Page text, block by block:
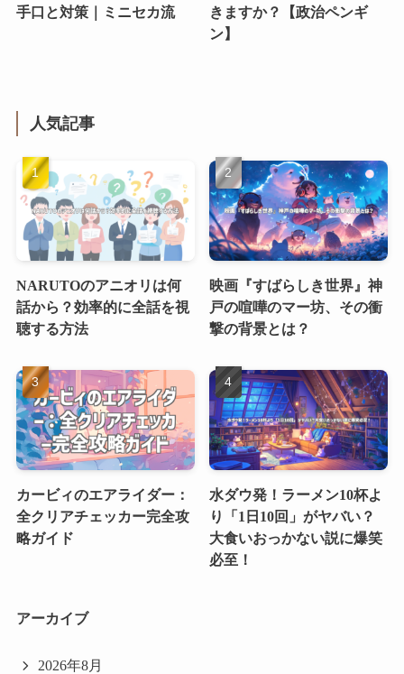
手口と対策｜ミニセカ流
きますか？【政治ペンギ
ン】
人気記事
NARUTOのアニオリは何
話から？効率的に全話を視
聴する方法
映画『すばらしき世界』神
戸の喧嘩のマー坊、その衝
撃の背景とは？
カービィのエアライダー：
全クリアチェッカー完全攻
略ガイド
水ダウ発！ラーメン10杯よ
り「1日10回」がヤバい？
大食いおっかない説に爆笑
必至！
アーカイブ
2026年8月